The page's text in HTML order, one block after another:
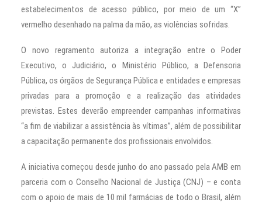
estabelecimentos de acesso público, por meio de um “X”
vermelho desenhado na palma da mão, as violências sofridas.
O novo regramento autoriza a integração entre o Poder
Executivo, o Judiciário, o Ministério Público, a Defensoria
Pública, os órgãos de Segurança Pública e entidades e empresas
privadas para a promoção e a realização das atividades
previstas. Estes deverão empreender campanhas informativas
“a fim de viabilizar a assistência às vítimas”, além de possibilitar
a capacitação permanente dos profissionais envolvidos.
A iniciativa começou desde junho do ano passado pela AMB em
parceria com o Conselho Nacional de Justiça (CNJ) – e conta
com o apoio de mais de 10 mil farmácias de todo o Brasil, além